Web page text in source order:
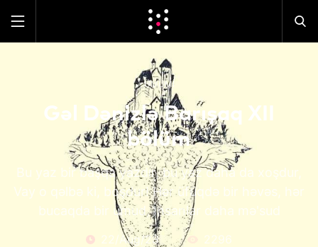
ÜMUMI
Gəl Dənizlə Barışaq XII
bölüm
Bu yaz bir başqa yazdır, bu yaz daha da xoşdur,
Vay o qəlbə ki, boşdur! Hər üfüqdə bir həvəs, hər
bucaqda bir umud, İnsanlar daha mə'sud
22/Aug/23 2296